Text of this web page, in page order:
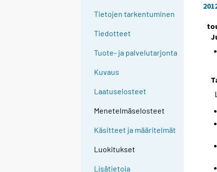
Tietojen tarkentuminen
Tiedotteet
Tuote- ja palvelutarjonta
Kuvaus
Laatuselosteet
Menetelmäselosteet
Käsitteet ja määritelmät
Luokitukset
Lisätietoja